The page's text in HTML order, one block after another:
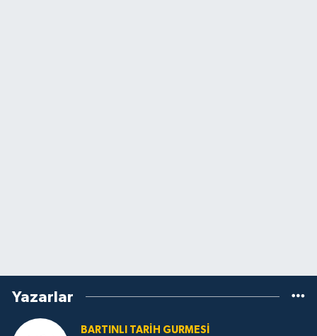
Yazarlar
BARTINLI TARIH GURMESI